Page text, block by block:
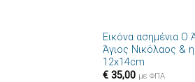
Εικόνα ασημένια Ο
Άγιος Νικόλαος & η
12x14cm
€35,00 με ΦΠΑ